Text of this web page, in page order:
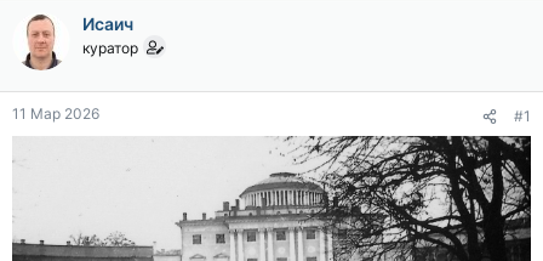
р
т
е
м
ы
а
ч
л
Исаич
куратор
11 Мар 2026 #1